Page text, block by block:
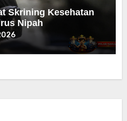
Skrining Kesehatan
Nipah